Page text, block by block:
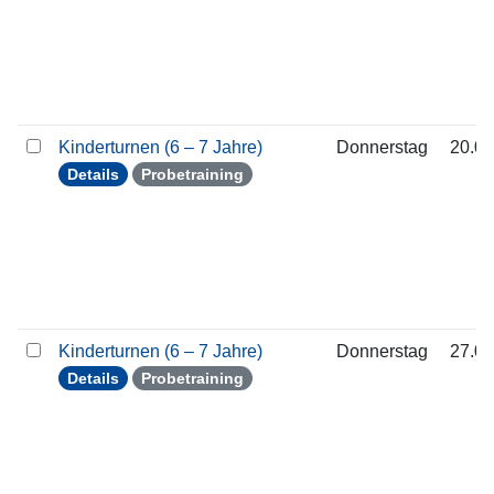
Kinderturnen (6 – 7 Jahre)
Details Probetraining
Donnerstag
Kinderturnen (6 – 7 Jahre)
Details Probetraining
Donnerstag